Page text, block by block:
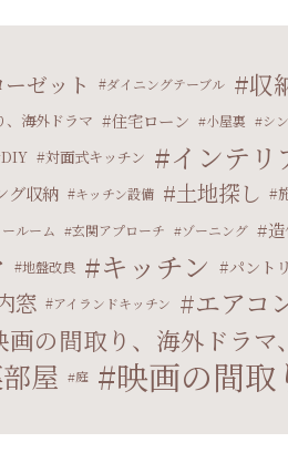
ゼット ダイニングテーブル 収
、海外ドラマ 住宅ローン 小屋裏 シ
DIY 対面式キッチン インテリ
グ収納 キッチン設備 土地探し
ルーム 玄関アプローチ ゾーニング
地盤改良 キッチン パント
窓 アイランドキッチン エアコ
画の間取り、海外ドラマ
屋 庭 映画の間取